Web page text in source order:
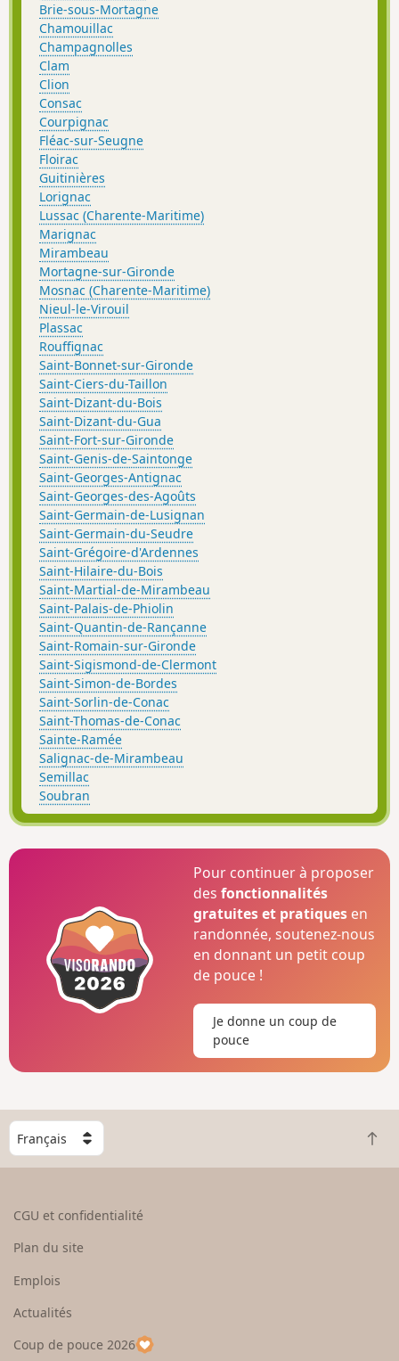
Brie-sous-Mortagne
Chamouillac
Champagnolles
Clam
Clion
Consac
Courpignac
Fléac-sur-Seugne
Floirac
Guitinières
Lorignac
Lussac (Charente-Maritime)
Marignac
Mirambeau
Mortagne-sur-Gironde
Mosnac (Charente-Maritime)
Nieul-le-Virouil
Plassac
Rouffignac
Saint-Bonnet-sur-Gironde
Saint-Ciers-du-Taillon
Saint-Dizant-du-Bois
Saint-Dizant-du-Gua
Saint-Fort-sur-Gironde
Saint-Genis-de-Saintonge
Saint-Georges-Antignac
Saint-Georges-des-Agoûts
Saint-Germain-de-Lusignan
Saint-Germain-du-Seudre
Saint-Grégoire-d'Ardennes
Saint-Hilaire-du-Bois
Saint-Martial-de-Mirambeau
Saint-Palais-de-Phiolin
Saint-Quantin-de-Rançanne
Saint-Romain-sur-Gironde
Saint-Sigismond-de-Clermont
Saint-Simon-de-Bordes
Saint-Sorlin-de-Conac
Saint-Thomas-de-Conac
Sainte-Ramée
Salignac-de-Mirambeau
Semillac
Soubran
Pour continuer à proposer
desfonctionnalités
gratuites et pratiques en
randonnée, soutenez-nous
en donnant un petit coup
de pouce !
Je donne un coup de
pouce
C
h
o
e
u
p
R
e
CGU et confidentialité
Plan du site
Emplois
Actualités
Coup de pouce 2026